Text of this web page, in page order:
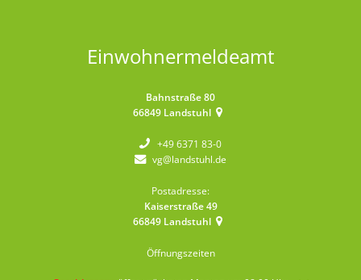
Einwohnermeldeamt
Bahnstraße 80
66849 Landstuhl
+49 6371 83-0
vg@landstuhl.de
Postadresse:
Kaiserstraße 49
66849 Landstuhl
Öffnungszeiten